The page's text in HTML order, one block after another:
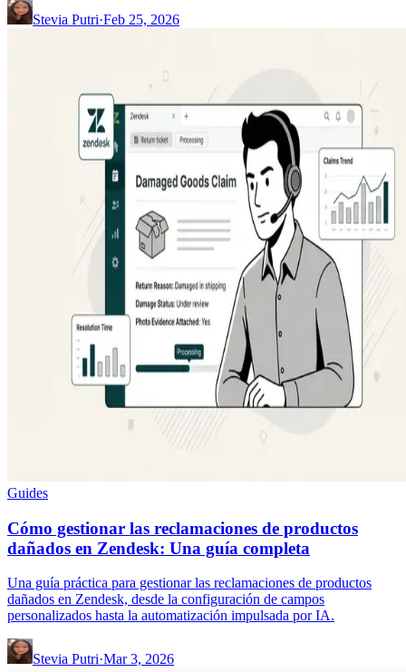
Stevia Putri·Feb 25, 2026
Guides
Cómo gestionar las reclamaciones de productos
dañados en Zendesk: Una guía completa
Una guía práctica para gestionar las reclamaciones de productos
dañados en Zendesk, desde la configuración de campos
personalizados hasta la automatización impulsada por IA.
Stevia Putri·Mar 3, 2026